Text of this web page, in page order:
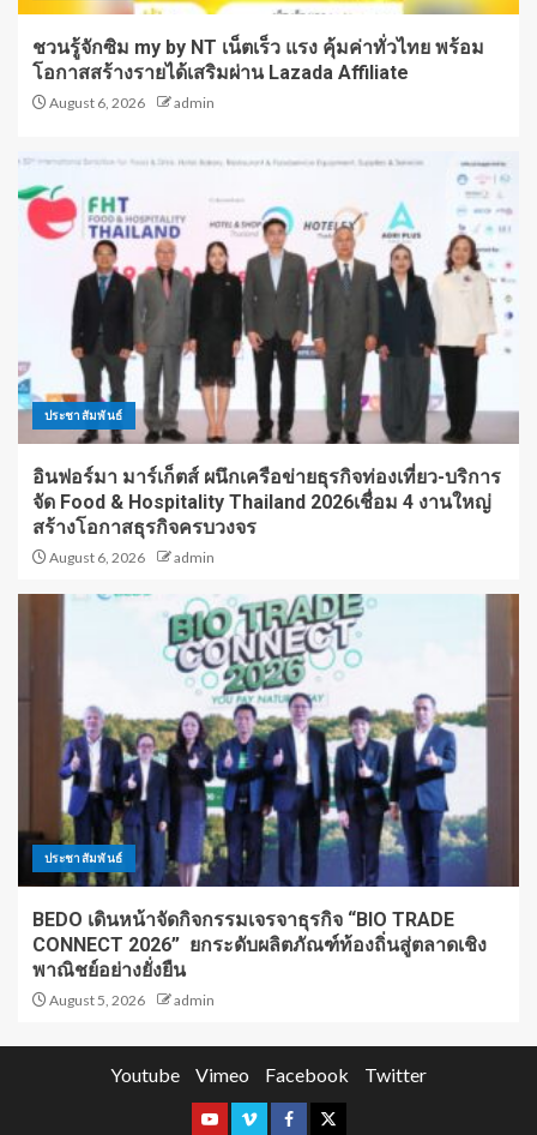
ชวนรู้จักซิม my by NT เน็ตเร็ว แรง คุ้มค่าทั่วไทย พร้อม
โอกาสสร้างรายได้เสริมผ่าน Lazada Affiliate
August 6, 2026 admin
ประชาสัมพันธ์
อินฟอร์มา มาร์เก็ตส์ ผนึกเครือข่ายธุรกิจท่องเที่ยว-บริการ
จัด Food & Hospitality Thailand 2026เชื่อม 4 งานใหญ่
สร้างโอกาสธุรกิจครบวงจร
August 6, 2026 admin
ประชาสัมพันธ์
BEDO เดินหน้าจัดกิจกรรมเจรจาธุรกิจ “BIO TRADE
CONNECT 2026” ยกระดับผลิตภัณฑ์ท้องถิ่นสู่ตลาดเชิง
พาณิชย์อย่างยั่งยืน
August 5, 2026 admin
Youtube Vimeo Facebook Twitter